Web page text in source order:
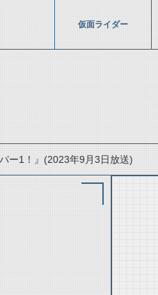
仮面ライダー
ー1！』(2023年9月3日放送)